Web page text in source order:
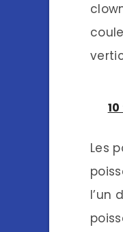
Les
l’un